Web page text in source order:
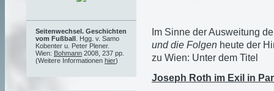
Im Sinne der Ausweitung
und die Folgen heute der
zu Wien: Unter dem Titel
Joseph Roth im Exil in
Seitenwechsel. Geschichten
vom Fußball . Hgg. v. Samo
Kobenter u. Peter Plener.
Wien: Bohmann 2008, 237 pp.
(Weitere Informationen hier)